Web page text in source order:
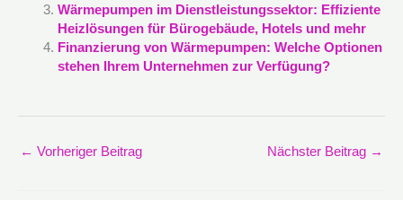
Wärmepumpen im Dienstleistungssektor: Effiziente
Heizlösungen für Bürogebäude, Hotels und mehr
Finanzierung von Wärmepumpen: Welche Optionen
stehen Ihrem Unternehmen zur Verfügung?
← Vorheriger Beitrag Nächster Beitrag →